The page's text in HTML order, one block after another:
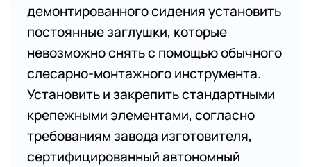
демонтированного сидения установить
постоянные заглушки, которые
невозможно снять с помощью обычного
слесарно-монтажного инструмента.
Установить и закрепить стандартными
крепежными элементами, согласно
требованиям завода изготовителя,
сертифицированный автономный